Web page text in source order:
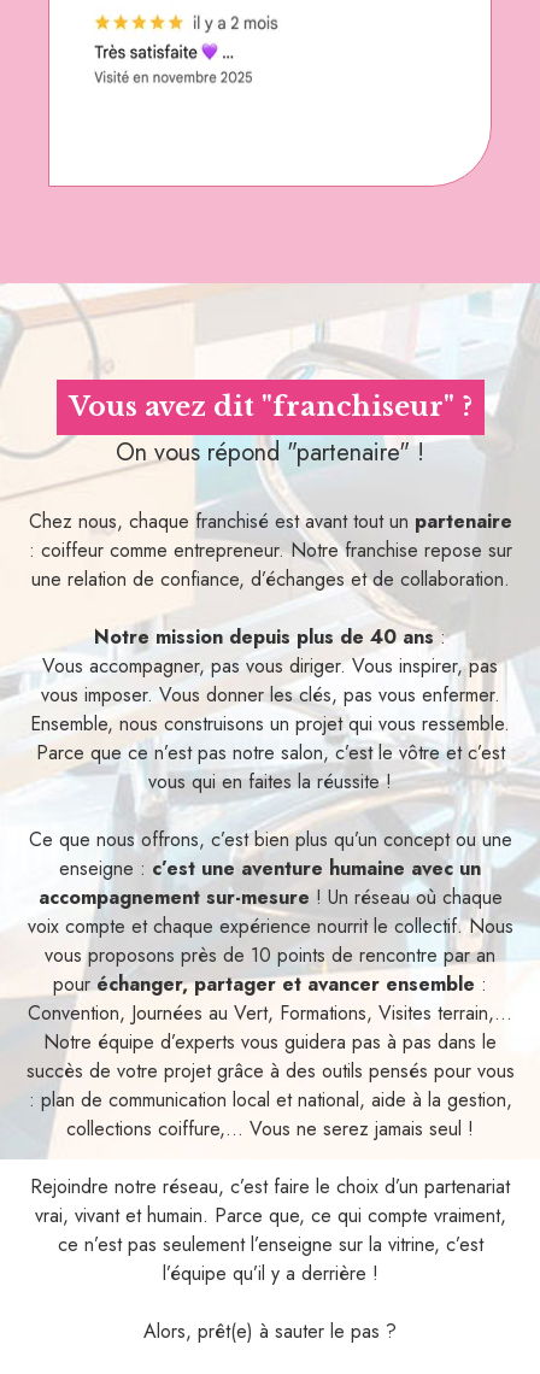
Vous avez dit "franchiseur" ?
On vous répond "partenaire" !
Chez nous, chaque franchisé est avant tout un partenaire
: coiffeur comme entrepreneur. Notre franchise repose sur
une relation de confiance, d’échanges et de collaboration.
Notre mission depuis plus de 40 ans :
Vous accompagner, pas vous diriger. Vous inspirer, pas
vous imposer. Vous donner les clés, pas vous enfermer.
Ensemble, nous construisons un projet qui vous ressemble.
Parce que ce n’est pas notre salon, c’est le vôtre et c’est
vous qui en faites la réussite !
Ce que nous offrons, c’est bien plus qu’un concept ou une
enseigne : c’est une aventure humaine avec un
accompagnement sur-mesure ! Un réseau où chaque
voix compte et chaque expérience nourrit le collectif. Nous
vous proposons près de 10 points de rencontre par an
pouréchanger, partager et avancer ensemble :
Convention, Journées au Vert, Formations, Visites terrain,...
Notre équipe d’experts vous guidera pas à pas dans le
succès de votre projet grâce à des outils pensés pour vous
: plan de communication local et national, aide à la gestion,
collections coiffure,... Vous ne serez jamais seul !
Rejoindre notre réseau, c’est faire le choix d’un partenariat
vrai, vivant et humain. Parce que, ce qui compte vraiment,
ce n’est pas seulement l’enseigne sur la vitrine, c’est
l’équipe qu’il y a derrière !
Alors, prêt(e) à sauter le pas ?